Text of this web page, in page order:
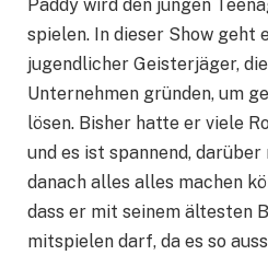
Paddy wird den jungen
spielen. In dieser Show geht
jugendlicher Geisterjäger,
Unternehmen gründen, um
lösen. Bisher hatte er viele
und es ist spannend, darüber
danach alles alles machen
dass er mit seinem ältesten
mitspielen darf, da es so